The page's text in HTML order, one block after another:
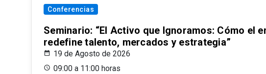
Conferencias
Seminario: “El Activo que Ignoramos: Cómo el
redefine talento, mercados y estrategia”
19 de Agosto de 2026
09:00 a 11:00 horas